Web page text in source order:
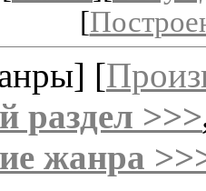
[
[
>>>
жанра